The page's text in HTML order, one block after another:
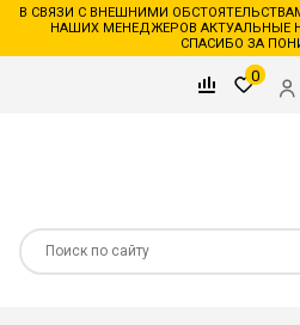
В СВЯЗИ С ВНЕШНИМИ
НАШИХ МЕНЕДЖЕРОВ АКТУАЛЬНЫЕ
СПАСИБО ЗА
0